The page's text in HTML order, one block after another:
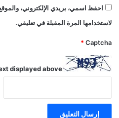
احفظ اسمي، بريدي الإلكتروني،
لاستخدامها المرة المقبلة في تعليقي.
Captcha
*
displayed above: